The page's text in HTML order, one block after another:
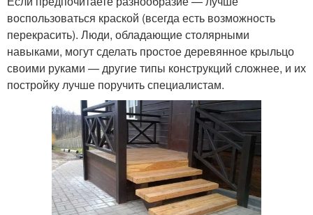
воспользоваться краской (всегда есть возможность
перекрасить). Люди, обладающие столярными
навыками, могут сделать простое деревянное крыльцо
своими руками — другие типы конструкций сложнее, и их
постройку лучше поручить специалистам.